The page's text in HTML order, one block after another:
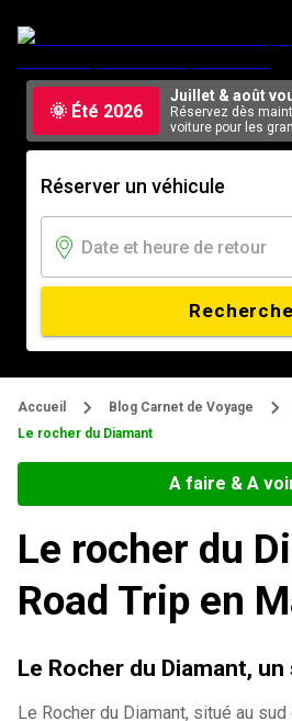
🌞 Été 2026
Juillet & août
Réservez dès
voiture pour les
tarif, en ligne.
Réserver un véhicule
Accueil Blog Carnet de Voyage
Le rocher du Diamant
A faire & A
Le rocher du
Road Trip en
Le Rocher du Diamant, un
Le Rocher du Diamant, situé au